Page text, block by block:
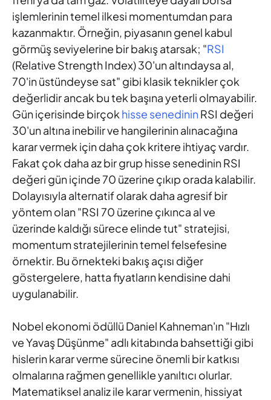
işlemlerinin temel ilkesi momentumdan para
kazanmaktır. Örneğin, piyasanın genel kabul
görmüş seviyelerine bir bakış atarsak; "RSI
(Relative Strength Index) 30'un altındaysa al,
70'in üstündeyse sat" gibi klasik teknikler çok
değerlidir ancak bu tek başına yeterli olmayabilir.
Gün içerisinde birçok hisse senedininRSI değeri
30'un altına inebilir ve hangilerinin alınacağına
karar vermek için daha çok kritere ihtiyaç vardır.
Fakat çok daha az bir grup hisse senedinin RSI
değeri gün içinde 70 üzerine çıkıp orada kalabilir.
Dolayısıyla alternatif olarak daha agresif bir
yöntem olan "RSI 70 üzerine çıkınca al ve
üzerinde kaldığı sürece elinde tut" stratejisi,
momentum stratejilerinin temel felsefesine
örnektir. Bu örnekteki bakış açısı diğer
göstergelere, hatta fiyatların kendisine dahi
uygulanabilir.
Nobel ekonomi ödüllü Daniel Kahneman'ın "Hızlı
ve Yavaş Düşünme" adlı kitabında bahsettiği gibi
hislerin karar verme sürecine önemli bir katkısı
olmalarına rağmen genellikle yanıltıcı olurlar.
Matematiksel analiz ile karar vermenin, hissiyat